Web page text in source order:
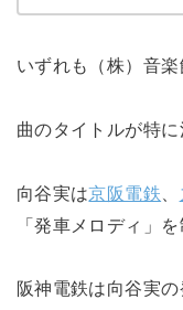
いずれも（株）音楽
曲のタイトルが特に
向谷実は京阪電鉄
「発車メロディ」
阪神電鉄は向谷実